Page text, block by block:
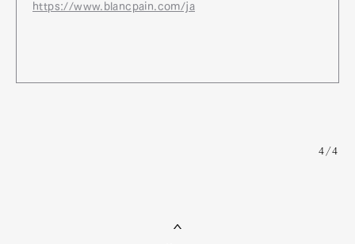
https://www.blancpain.com/ja
4/4